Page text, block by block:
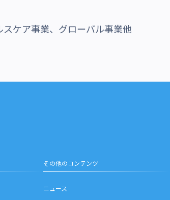
ケア事業、グローバル事業他
その他のコンテンツ
ニュース